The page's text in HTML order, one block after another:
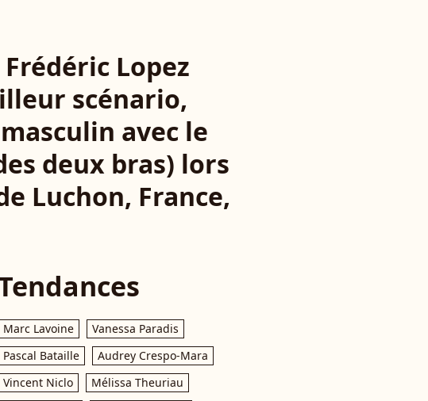
Lopez
scénario,
avec le
deux bras) lors
Luchon, France,
Marc Lavoine
Vanessa Paradis
Pascal Bataille
Audrey Crespo-Mara
Vincent Niclo
Mélissa Theuriau